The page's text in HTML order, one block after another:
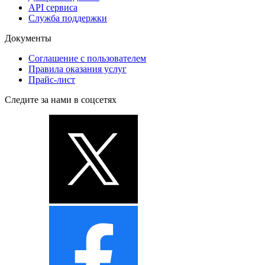
API сервиса
Служба поддержки
Документы
Соглашение с пользователем
Правила оказания услуг
Прайс-лист
Следите за нами в соцсетях